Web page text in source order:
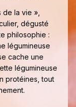
de la vie »,
dégusté
philosophie :
légumineuse
cache une
légumineuse
protéines, tout